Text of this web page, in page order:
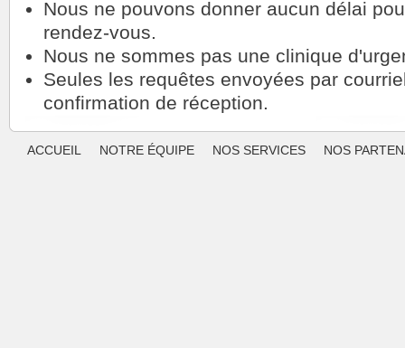
Nous ne pouvons donner aucun délai
rendez-vous.
Nous ne sommes pas une clinique
Seules les requêtes envoyées par
confirmation de réception.
ACCUEIL NOTRE ÉQUIPE NOS SERVICES NOS